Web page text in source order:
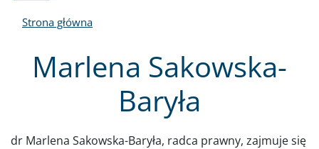
Strona główna
Marlena Sakowska-
Baryła
dr Marlena Sakowska-Baryła, radca prawny, zajmuje się